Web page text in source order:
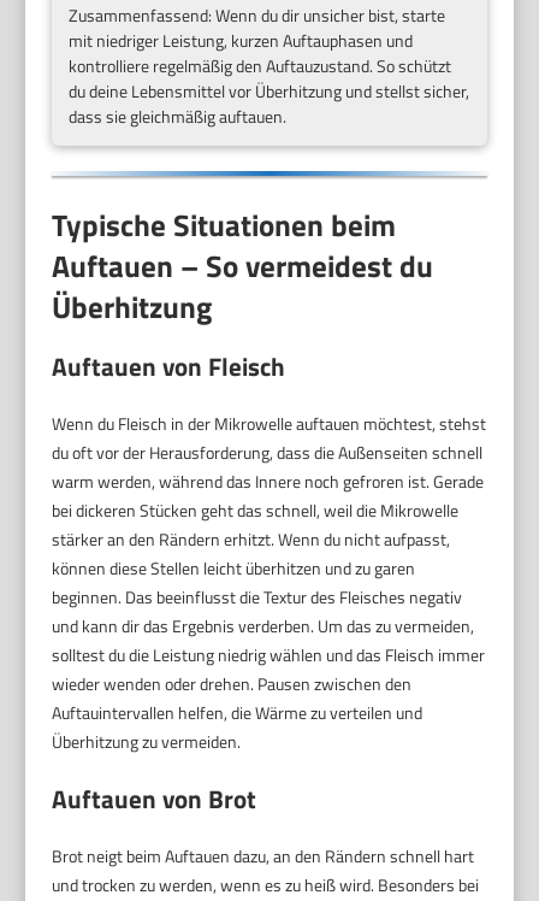
Zusammenfassend: Wenn du dir unsicher bist, starte
mit niedriger Leistung, kurzen Auftauphasen und
kontrolliere regelmäßig den Auftauzustand. So schützt
du deine Lebensmittel vor Überhitzung und stellst sicher,
dass sie gleichmäßig auftauen.
Typische Situationen beim
Auftauen – So vermeidest du
Überhitzung
Auftauen von Fleisch
Wenn du Fleisch in der Mikrowelle auftauen möchtest, stehst
du oft vor der Herausforderung, dass die Außenseiten schnell
warm werden, während das Innere noch gefroren ist. Gerade
bei dickeren Stücken geht das schnell, weil die Mikrowelle
stärker an den Rändern erhitzt. Wenn du nicht aufpasst,
können diese Stellen leicht überhitzen und zu garen
beginnen. Das beeinflusst die Textur des Fleisches negativ
und kann dir das Ergebnis verderben. Um das zu vermeiden,
solltest du die Leistung niedrig wählen und das Fleisch immer
wieder wenden oder drehen. Pausen zwischen den
Auftauintervallen helfen, die Wärme zu verteilen und
Überhitzung zu vermeiden.
Auftauen von Brot
Brot neigt beim Auftauen dazu, an den Rändern schnell hart
und trocken zu werden, wenn es zu heiß wird. Besonders bei